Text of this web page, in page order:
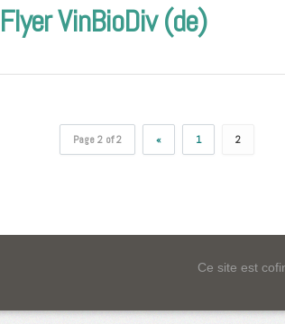
Flyer VinBioDiv (de)
Page 2 of 2 « 1 2
Ce site est